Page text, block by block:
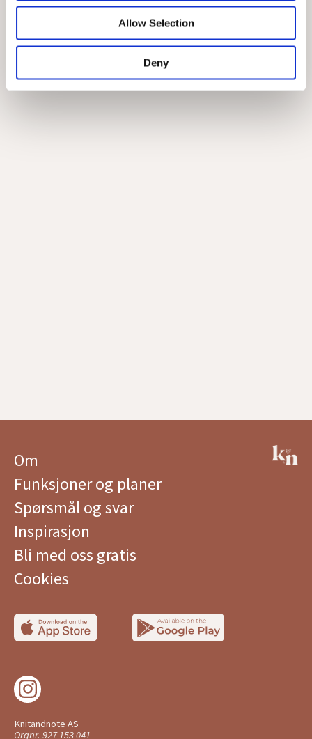
Allow Selection
Deny
Om
Funksjoner og planer
Spørsmål og svar
Inspirasjon
Bli med oss ​​gratis
Cookies
Knitandnote AS
Orgnr. 927 153 041